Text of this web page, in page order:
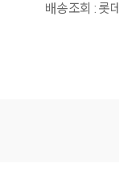
배송조회 : 롯